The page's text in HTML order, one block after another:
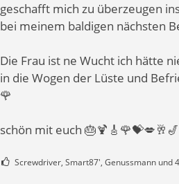
geschafft mich zu überzeugen
bei meinem baldigen nächsten
Die Frau ist ne Wucht ich hätte
in die Wogen der Lüste und
🌹
schön mit euch 🎂🍹🎸🌹💝💋🥂🎷
Screwdriver, Smart87', Genussmann und